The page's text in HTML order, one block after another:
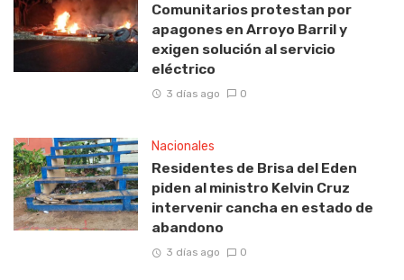
Comunitarios protestan por
apagones en Arroyo Barril y
exigen solución al servicio
eléctrico
3 días ago 0
Nacionales
Residentes de Brisa del Eden
piden al ministro Kelvin Cruz
intervenir cancha en estado de
abandono
3 días ago 0